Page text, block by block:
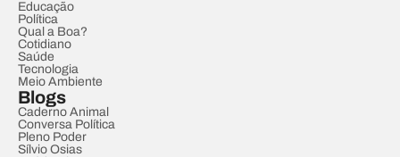
Educação
Política
Qual a Boa?
Cotidiano
Saúde
Tecnologia
Meio Ambiente
Blogs
Caderno Animal
Conversa Política
Pleno Poder
Sílvio Osias